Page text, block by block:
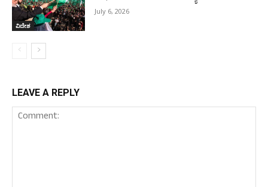
ವಿದೇಶ
July 6, 2026
LEAVE A REPLY